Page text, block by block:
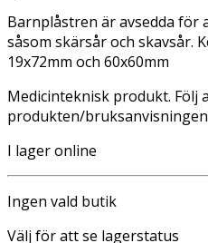
Barnplåstren är avsedda för
såsom skärsår och skavsår.
19x72mm och 60x60mm
Medicinteknisk produkt. Följ
produkten/bruksanvisningen
I lager online
Ingen vald butik
Välj för att se lagerstatus